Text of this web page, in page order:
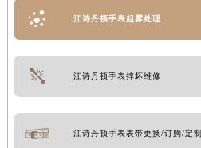
江诗丹顿手表起雾处理
江诗丹顿手表摔坏维修
江诗丹顿手表表带更换/订购/定制